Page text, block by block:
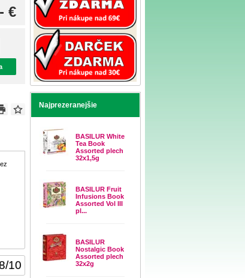
Najprezeranejšie
BASILUR White
Tea Book
Assorted plech
32x1,5g
BASILUR Fruit
Infusions Book
Assorted Vol III
pl...
BASILUR
Nostalgic Book
Assorted plech
32x2g
€
/10